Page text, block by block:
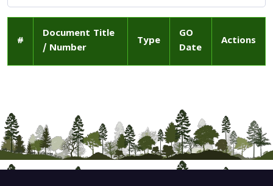
#
Document Title
/ Number
Type
GO
Date
Actions